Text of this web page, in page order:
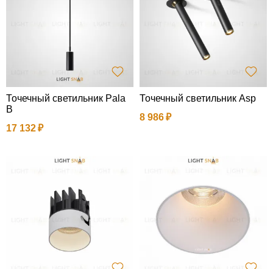
Точечный светильник Pala
B
17 132
Точечный светильник Asp
8 986